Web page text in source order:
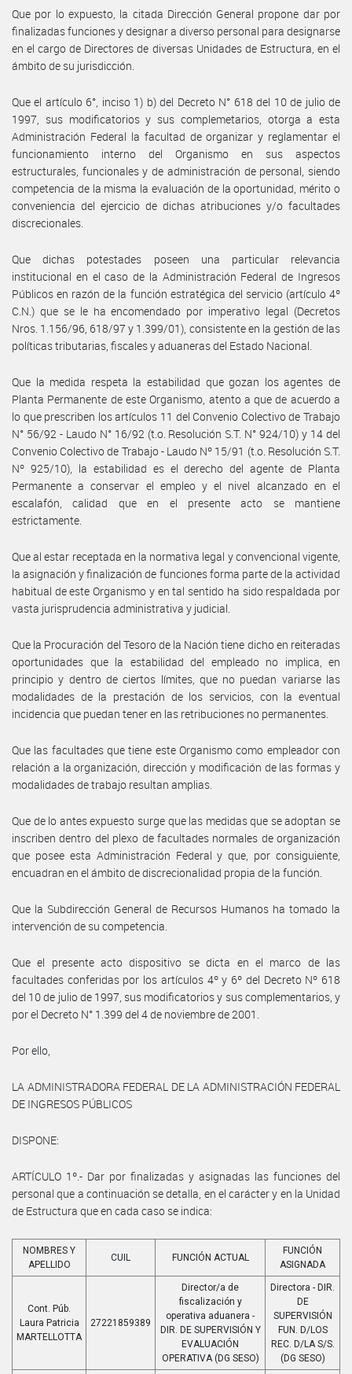
Que por lo expuesto, la citada Dirección General propone dar por
finalizadas funciones y designar a diverso personal para designarse
en el cargo de Directores de diversas Unidades de Estructura, en el
ámbito de su jurisdicción.
Que el artículo 6°, inciso 1) b) del Decreto N° 618 del 10 de julio de
1997, sus modificatorios y sus complemetarios, otorga a esta
Administración Federal la facultad de organizar y reglamentar el
funcionamiento interno del Organismo en sus aspectos
estructurales, funcionales y de administración de personal, siendo
competencia de la misma la evaluación de la oportunidad, mérito o
conveniencia del ejercicio de dichas atribuciones y/o facultades
discrecionales.
Que dichas potestades poseen una particular relevancia
institucional en el caso de la Administración Federal de Ingresos
Públicos en razón de la función estratégica del servicio (artículo 4º
C.N.) que se le ha encomendado por imperativo legal (Decretos
Nros. 1.156/96, 618/97 y 1.399/01), consistente en la gestión de las
políticas tributarias, fiscales y aduaneras del Estado Nacional.
Que la medida respeta la estabilidad que gozan los agentes de
Planta Permanente de este Organismo, atento a que de acuerdo a
lo que prescriben los artículos 11 del Convenio Colectivo de Trabajo
N° 56/92 - Laudo N° 16/92 (t.o. Resolución S.T. N° 924/10) y 14 del
Convenio Colectivo de Trabajo - Laudo Nº 15/91 (t.o. Resolución S.T.
Nº 925/10), la estabilidad es el derecho del agente de Planta
Permanente a conservar el empleo y el nivel alcanzado en el
escalafón, calidad que en el presente acto se mantiene
estrictamente.
Que al estar receptada en la normativa legal y convencional vigente,
la asignación y finalización de funciones forma parte de la actividad
habitual de este Organismo y en tal sentido ha sido respaldada por
vasta jurisprudencia administrativa y judicial.
Que la Procuración del Tesoro de la Nación tiene dicho en reiteradas
oportunidades que la estabilidad del empleado no implica, en
principio y dentro de ciertos límites, que no puedan variarse las
modalidades de la prestación de los servicios, con la eventual
incidencia que puedan tener en las retribuciones no permanentes.
Que las facultades que tiene este Organismo como empleador con
relación a la organización, dirección y modificación de las formas y
modalidades de trabajo resultan amplias.
Que de lo antes expuesto surge que las medidas que se adoptan se
inscriben dentro del plexo de facultades normales de organización
que posee esta Administración Federal y que, por consiguiente,
encuadran en el ámbito de discrecionalidad propia de la función.
Que la Subdirección General de Recursos Humanos ha tomado la
intervención de su competencia.
Que el presente acto dispositivo se dicta en el marco de las
facultades conferidas por los artículos 4º y 6º del Decreto Nº 618
del 10 de julio de 1997, sus modificatorios y sus complementarios, y
por el Decreto N° 1.399 del 4 de noviembre de 2001.
Por ello,
LA ADMINISTRADORA FEDERAL DE LA ADMINISTRACIÓN FEDERAL
DE INGRESOS PÚBLICOS
DISPONE:
ARTÍCULO 1º.- Dar por finalizadas y asignadas las funciones del
personal que a continuación se detalla, en el carácter y en la Unidad
de Estructura que en cada caso se indica:
NOMBRES Y
APELLIDO
CUIL FUNCIÓN ACTUAL
FUNCIÓN
ASIGNADA
Cont. Púb.
Laura Patricia
MARTELLOTTA
27221859389
Director/a de
fiscalización y
operativa aduanera -
DIR. DE SUPERVISIÓN Y
EVALUACIÓN
OPERATIVA (DG SESO)
Directora - DIR.
DE
SUPERVISIÓN
FUN. D/LOS
REC. D/LA S/S.
(DG SESO)